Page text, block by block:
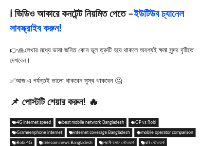
ℹ️ ভিডিও আকারে কনটেন্ট নিয়মিত পেতে –ইউটিউব চ্যানেল
সাবস্ক্রাইব করুন!
👉🙏লেখার মধ্যে ভাষা জনিত কোন ভুল ত্রুটি হয়ে থাকলে অবশ্যই ক্ষমা সুন্দর দৃষ্টিতে
দেখবেন।
✅আজ এ পর্যন্তই ভালো থাকবেন সুস্থ থাকবেন 🤔
📌 পোস্টটি শেয়ার করুন! 🔥
4G internet speed best mobile network Bangladesh GP vs Robi
Grameenphone internet internet coverage Bangladesh mobile operator comparison
Robi 4G telecom news Bangladesh গ্রামীণফোন নেটওয়ার্ক রবি নেটওয়ার্ক